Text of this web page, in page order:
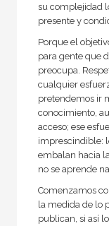
Arquitectura
Arte contemporáneo
Atlas Akal
Básica de bolsillo
Básica de Bolsillo
VER TODAS...
NUESTROS
su complejidad
presente y
Porque el
para gente que
preocupa.
cualquier
pretendemos ir
conocimiento,
acceso; ese
imprescindible:
embalan hacia
no se aprende
Comenzamos
la medida de lo
publican, si así